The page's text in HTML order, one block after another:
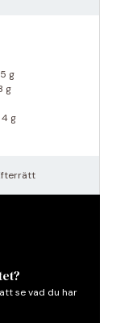
g
g
4 g
se vad du har